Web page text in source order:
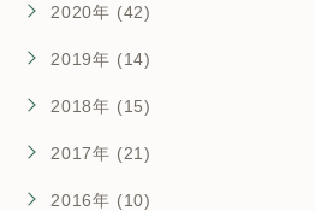
2020年 (42)
2019年 (14)
2018年 (15)
2017年 (21)
2016年 (10)